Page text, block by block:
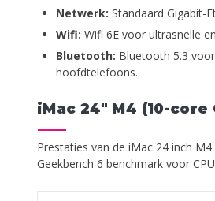
Netwerk: Standaard Gigabit-
Wifi: Wifi 6E voor ultrasnelle
Bluetooth: Bluetooth 5.3
hoofdtelefoons.
iMac 24" M4 (10-core
Prestaties van de iMac 24 inch
Geekbench 6 benchmark voor